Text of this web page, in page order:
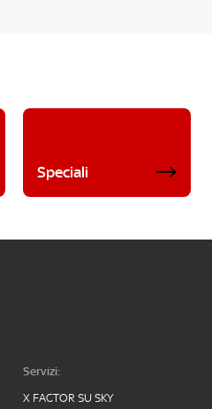
Speciali
Servizi:
X FACTOR SU SKY